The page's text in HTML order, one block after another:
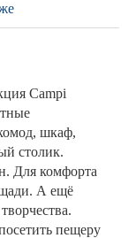
Campi
шкаф,
столик.
Для комфорта
А ещё
пещеру